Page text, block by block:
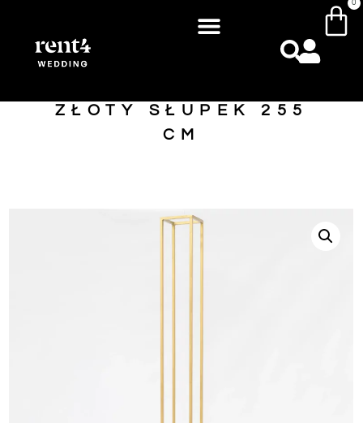
0
ZŁOTY SŁUPEK 255
CM